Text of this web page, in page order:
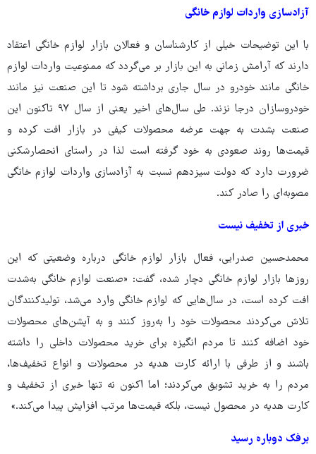
آزادسازی واردات لوازم خانگی
با این توضیحات خیلی از کارشناسان و فعالان بازار لوازم خانگی اعتقاد
دارند که آرامش زمانی به این بازار بر می‌گردد که ممنوعیت واردات لوازم
خانگی مانند خودرو در سال جاری برداشته شود تا این صنعت نیز مانند
خودروسازان درجا نزند. طی سال‌های اخیر یعنی از سال ۹۷ تاکنون این
صنعت بشدت به جهت عرضه محصولات کیفی در بازار افت کرده و
قیمت‌ها روند صعودی به خود گرفته است لذا در راستای انحصارشکنی
ضرورت دارد که دولت سیزدهم نسبت به آزادسازی واردات لوازم خانگی
مصوبه‌ای را صادر کند.
خبری از تخفیف نیست
محمدحسین صدرایی، فعال بازار لوازم خانگی درباره وضعیتی که این
روزها بازار لوازم خانگی دچار شده، گفت: «صنعت لوازم خانگی به‌شدت
افت کرده است، در سال‌هایی که لوازم خانگی وارد می‌شد، تولیدکنندگان
تلاش می‌کردند محصولات خود را به‌روز کنند و به آپشن‌های محصولات
خود اضافه کنند تا مردم انگیزه برای خرید محصولات داخلی را داشته
باشند و از طرفی با ارائه کارت هدیه در محصولات و انواع تخفیف‌ها،
مردم را به خرید تشویق می‌کردند؛ اما اکنون نه تنها خبری از تخفیف و
کارت هدیه در محصول نیست، بلکه قیمت‌ها مرتب افزایش پیدا می‌کند.»
برفک دوباره رسید